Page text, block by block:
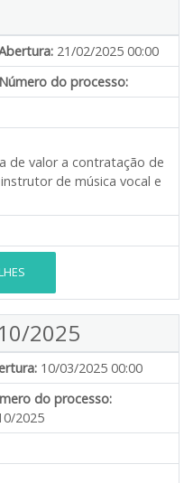
21/02/2025 00:00
Número do processo:
de valor a contratação de
de música vocal e
2025
10/03/2025 00:00
do processo:
2025